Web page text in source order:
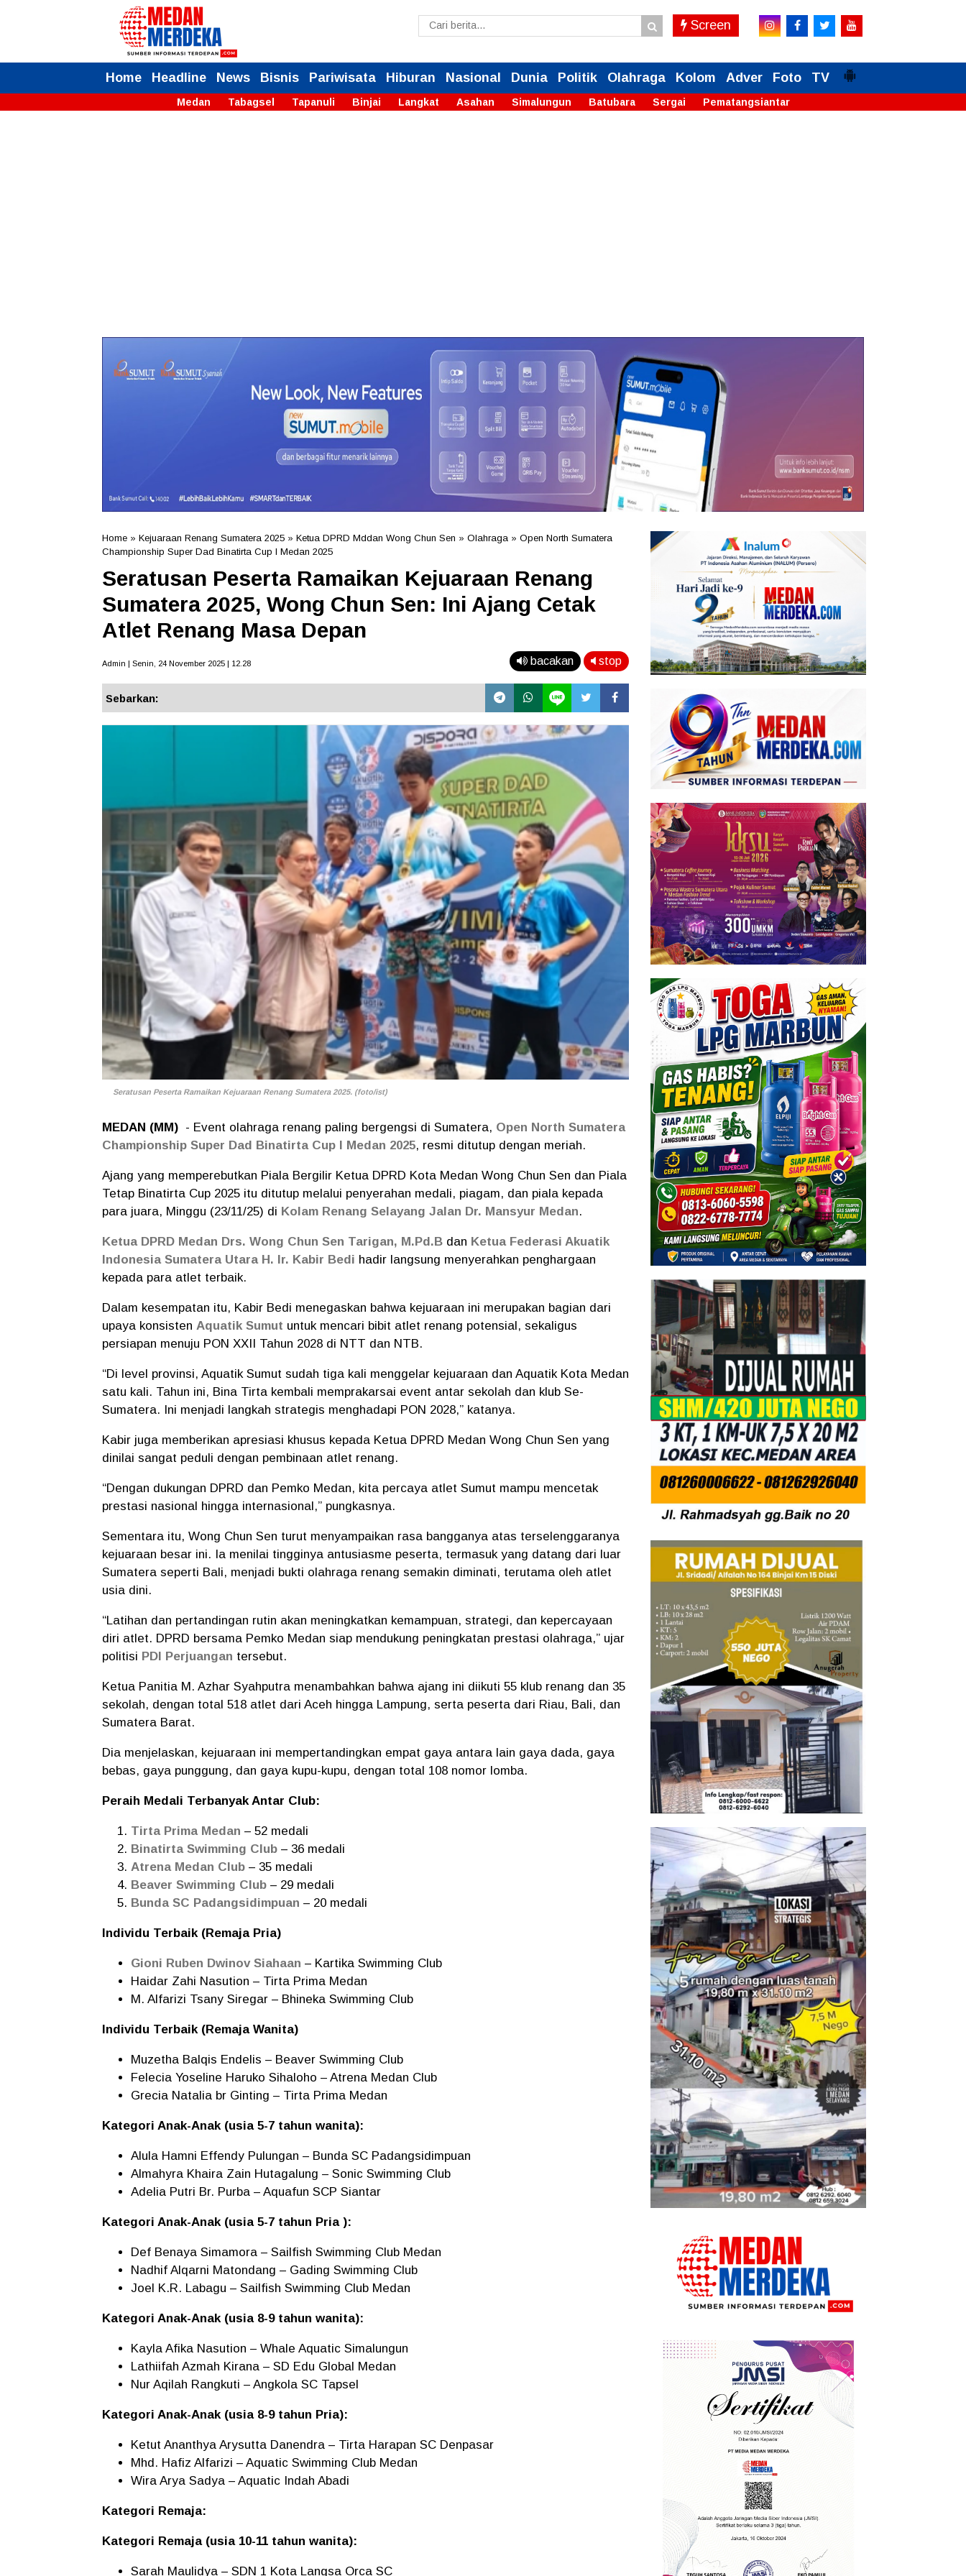
Screen
Home Headline News Bisnis Pariwisata Hiburan Nasional Dunia Politik Olahraga Kolom Adver Foto TV
Medan Tabagsel Tapanuli Binjai Langkat Asahan Simalungun Batubara Sergai Pematangsiantar
Home » Kejuaraan Renang Sumatera 2025 » Ketua DPRD Mddan Wong Chun Sen » Olahraga » Open North Sumatera
Championship Super Dad Binatirta Cup I Medan 2025
Seratusan Peserta Ramaikan Kejuaraan Renang
Sumatera 2025, Wong Chun Sen: Ini Ajang Cetak
Atlet Renang Masa Depan
Admin | Senin, 24 November 2025 | 12.28 bacakan stop
Sebarkan:
Seratusan Peserta Ramaikan Kejuaraan Renang Sumatera 2025. (foto/ist)
MEDAN (MM) - Event olahraga renang paling bergengsi di Sumatera, Open North Sumatera
Championship Super Dad Binatirta Cup I Medan 2025, resmi ditutup dengan meriah.
Ajang yang memperebutkan Piala Bergilir Ketua DPRD Kota Medan Wong Chun Sen dan Piala
Tetap Binatirta Cup 2025 itu ditutup melalui penyerahan medali, piagam, dan piala kepada
para juara, Minggu (23/11/25) di Kolam Renang Selayang Jalan Dr. Mansyur Medan.
Ketua DPRD Medan Drs. Wong Chun Sen Tarigan, M.Pd.B dan Ketua Federasi Akuatik
Indonesia Sumatera Utara H. Ir. Kabir Bedi hadir langsung menyerahkan penghargaan
kepada para atlet terbaik.
Dalam kesempatan itu, Kabir Bedi menegaskan bahwa kejuaraan ini merupakan bagian dari
upaya konsisten Aquatik Sumut untuk mencari bibit atlet renang potensial, sekaligus
persiapan menuju PON XXII Tahun 2028 di NTT dan NTB.
“Di level provinsi, Aquatik Sumut sudah tiga kali menggelar kejuaraan dan Aquatik Kota Medan
satu kali. Tahun ini, Bina Tirta kembali memprakarsai event antar sekolah dan klub Se-
Sumatera. Ini menjadi langkah strategis menghadapi PON 2028,” katanya.
Kabir juga memberikan apresiasi khusus kepada Ketua DPRD Medan Wong Chun Sen yang
dinilai sangat peduli dengan pembinaan atlet renang.
“Dengan dukungan DPRD dan Pemko Medan, kita percaya atlet Sumut mampu mencetak
prestasi nasional hingga internasional,” pungkasnya.
Sementara itu, Wong Chun Sen turut menyampaikan rasa bangganya atas terselenggaranya
kejuaraan besar ini. Ia menilai tingginya antusiasme peserta, termasuk yang datang dari luar
Sumatera seperti Bali, menjadi bukti olahraga renang semakin diminati, terutama oleh atlet
usia dini.
“Latihan dan pertandingan rutin akan meningkatkan kemampuan, strategi, dan kepercayaan
diri atlet. DPRD bersama Pemko Medan siap mendukung peningkatan prestasi olahraga,” ujar
politisi PDI Perjuangan tersebut.
Ketua Panitia M. Azhar Syahputra menambahkan bahwa ajang ini diikuti 55 klub renang dan 35
sekolah, dengan total 518 atlet dari Aceh hingga Lampung, serta peserta dari Riau, Bali, dan
Sumatera Barat.
Dia menjelaskan, kejuaraan ini mempertandingkan empat gaya antara lain gaya dada, gaya
bebas, gaya punggung, dan gaya kupu-kupu, dengan total 108 nomor lomba.
Peraih Medali Terbanyak Antar Club:
Tirta Prima Medan – 52 medali
Binatirta Swimming Club – 36 medali
Atrena Medan Club – 35 medali
Beaver Swimming Club – 29 medali
Bunda SC Padangsidimpuan – 20 medali
Individu Terbaik (Remaja Pria)
Gioni Ruben Dwinov Siahaan – Kartika Swimming Club
Haidar Zahi Nasution – Tirta Prima Medan
M. Alfarizi Tsany Siregar – Bhineka Swimming Club
Individu Terbaik (Remaja Wanita)
Muzetha Balqis Endelis – Beaver Swimming Club
Felecia Yoseline Haruko Sihaloho – Atrena Medan Club
Grecia Natalia br Ginting – Tirta Prima Medan
Kategori Anak-Anak (usia 5-7 tahun wanita):
Alula Hamni Effendy Pulungan – Bunda SC Padangsidimpuan
Almahyra Khaira Zain Hutagalung – Sonic Swimming Club
Adelia Putri Br. Purba – Aquafun SCP Siantar
Kategori Anak-Anak (usia 5-7 tahun Pria ):
Def Benaya Simamora – Sailfish Swimming Club Medan
Nadhif Alqarni Matondang – Gading Swimming Club
Joel K.R. Labagu – Sailfish Swimming Club Medan
Kategori Anak-Anak (usia 8-9 tahun wanita):
Kayla Afika Nasution – Whale Aquatic Simalungun
Lathiifah Azmah Kirana – SD Edu Global Medan
Nur Aqilah Rangkuti – Angkola SC Tapsel
Kategori Anak-Anak (usia 8-9 tahun Pria):
Ketut Ananthya Arysutta Danendra – Tirta Harapan SC Denpasar
Mhd. Hafiz Alfarizi – Aquatic Swimming Club Medan
Wira Arya Sadya – Aquatic Indah Abadi
Kategori Remaja:
Kategori Remaja (usia 10-11 tahun wanita):
Sarah Maulidya – SDN 1 Kota Langsa Orca SC